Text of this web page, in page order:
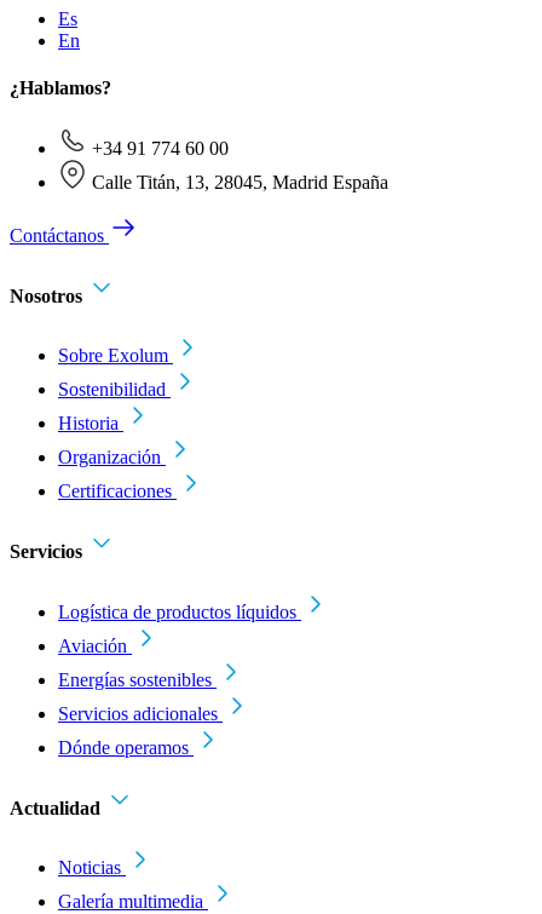
Es
En
¿Hablamos?
+34 91 774 60 00
Calle Titán, 13, 28045, Madrid España
Contáctanos
Nosotros
Sobre Exolum
Sostenibilidad
Historia
Organización
Certificaciones
Servicios
Logística de productos líquidos
Aviación
Energías sostenibles
Servicios adicionales
Dónde operamos
Actualidad
Noticias
Galería multimedia